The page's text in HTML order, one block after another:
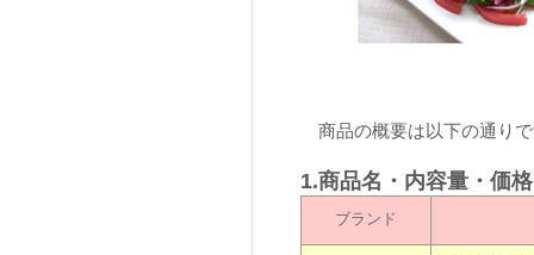
商品の概要は以下の通り
1.商品名・内容量・価
ブランド